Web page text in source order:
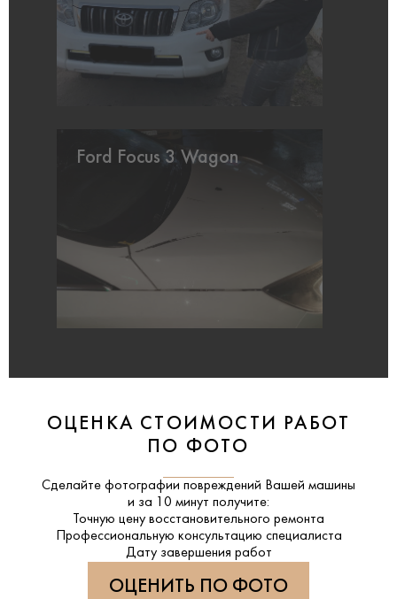
Ford Focus 3 Wagon
ОЦЕНКА СТОИМОСТИ РАБОТ
ПО ФОТО
Сделайте фотографии повреждений Вашей машины
и за 10 минут получите:
Точную цену восстановительного ремонта
Профессиональную консультацию специалиста
Дату завершения работ
ОЦЕНИТЬ ПО ФОТО